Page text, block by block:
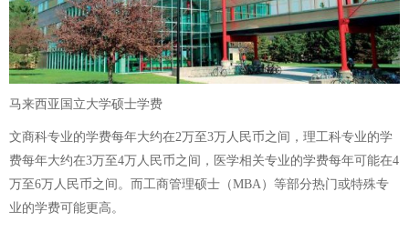
马来西亚国立大学硕士学费
文商科专业的学费每年大约在2万至3万人民币之间，理工科专业的学
费每年大约在3万至4万人民币之间，医学相关专业的学费每年可能在4
万至6万人民币之间。而工商管理硕士（MBA）等部分热门或特殊专
业的学费可能更高。